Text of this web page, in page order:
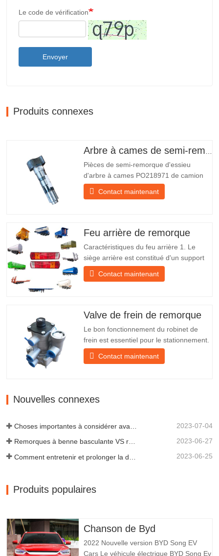
Le code de vérification
Envoyer
Produits connexes
Pièces de semi-remorque d'essieu
d'arbre à cames PO218971 de camion
chinois à vendre Caractéristiques Produit
Pièces de rechange pour remorque
expédition À propos de nous Chengda
Group est un fabricant chinois de…
Contact maintenant
Feu arrière de remorque
Caractéristiques du feu arrière 1. Le
siège arrière est constitué d'un support
en fer, beaucoup plus résistant que
d'autres matériaux. Des vis et des écrous
l'abat-jour pour mieux protéger l'abat-jour
Contact maintenant
Valve de frein de remorque
Le bon fonctionnement du robinet de
frein est essentiel pour le stationnement.
Il assure un freinage en douceur de la
remorque. Fondée en 2005, Chengda
scientifiques et une équipe…
Contact maintenant
Nouvelles connexes
2023-07-04
Remorques à benne basculante VS remorques à benne latérale : quelle est la meilleure solution pour votre entreprise ? 2023-06-27
2023-06-25
Produits populaires
Chanson de Byd
2022 Nouvelle version BYD Song EV
Cars Le véhicule électrique BYD Song Ev